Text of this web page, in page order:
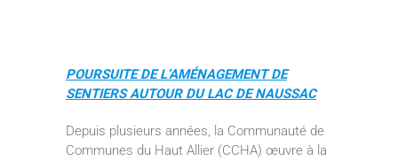
POURSUITE DE L’AMÉNAGEMENT DE
SENTIERS AUTOUR DU LAC DE NAUSSAC
Depuis plusieurs années, la Communauté de
Communes du Haut Allier (CCHA) œuvre à la